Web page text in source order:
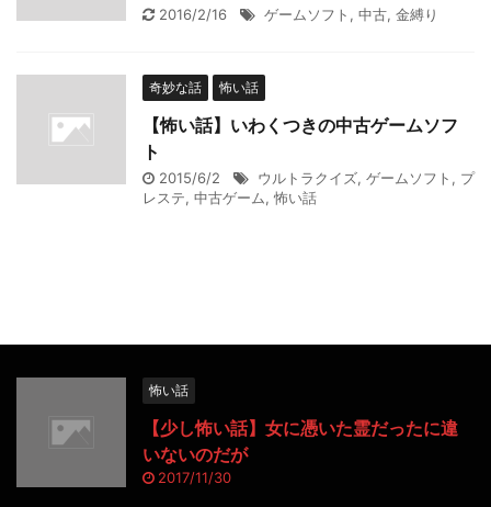
2016/2/16 ゲームソフト , 中古, 金縛り
奇妙な話 怖い話
【怖い話】いわくつきの中古ゲームソフ
ト
2015/6/2 ウルトラクイズ, ゲームソフト , プ
レステ, 中古ゲーム, 怖い話
怖い話
【少し怖い話】女に憑いた霊だったに違
いないのだが
2017/11/30